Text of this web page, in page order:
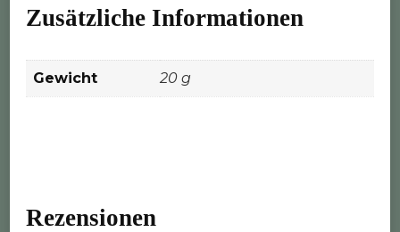
Zusätzliche Informationen
Gewicht 20 g
Rezensionen